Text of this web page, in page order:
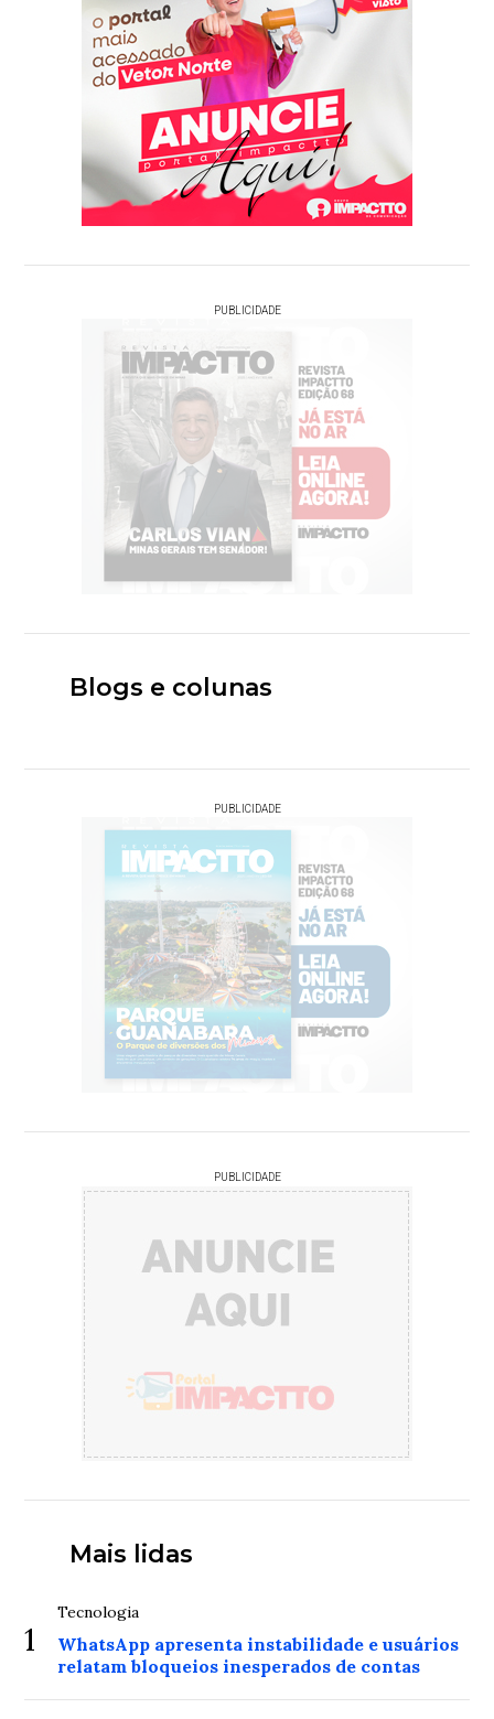
PUBLICIDADE
Blogs e colunas
PUBLICIDADE
PUBLICIDADE
Mais lidas
1
Tecnologia
WhatsApp apresenta instabilidade e usuários
relatam bloqueios inesperados de contas